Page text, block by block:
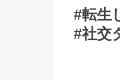
#転生
#社交